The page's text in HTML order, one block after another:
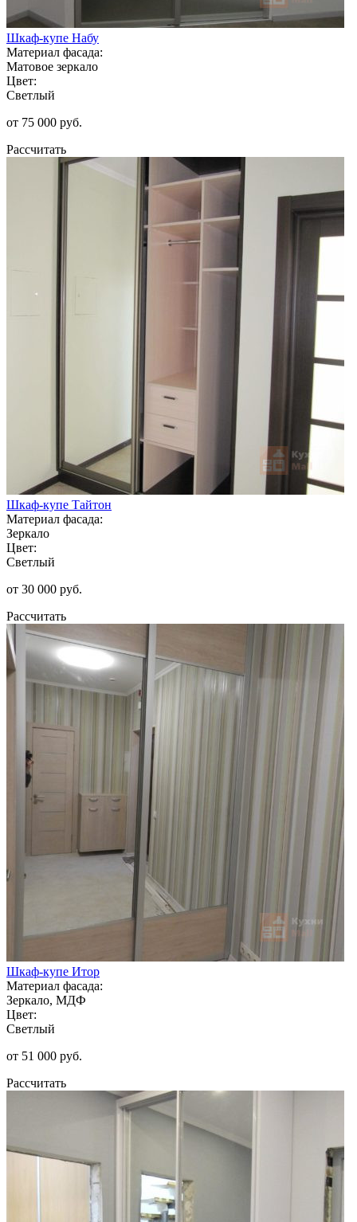
Шкаф-купе Набу
Материал фасада:
Матовое зеркало
Цвет:
Светлый
от 75 000 руб.
Рассчитать
Шкаф-купе Тайтон
Материал фасада:
Зеркало
Цвет:
Светлый
от 30 000 руб.
Рассчитать
Шкаф-купе Итор
Материал фасада:
Зеркало, МДФ
Цвет:
Светлый
от 51 000 руб.
Рассчитать